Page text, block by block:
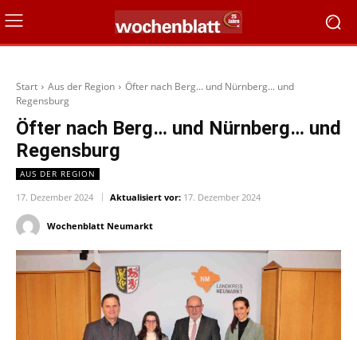
Start Aus der Region
Öfter nach Berg... und Nürnberg... und
Regensburg
Öfter nach Berg… und Nürnberg… und
Regensburg
AUS DER REGION
17. Dezember 2024 Aktualisiert vor: 17. Dezember 2024
Wochenblatt Neumarkt